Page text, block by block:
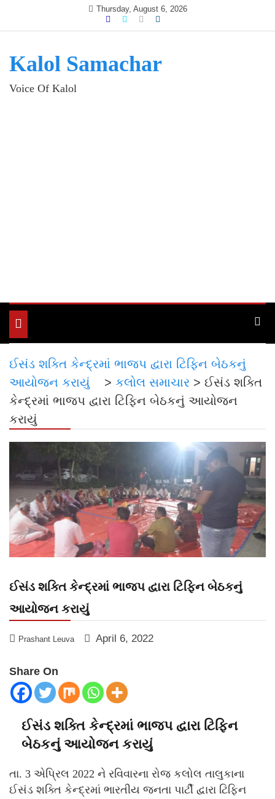
Thursday, August 6, 2026
Kalol Samachar
Voice Of Kalol
Toggle
navigation
ઈસંડ શક્તિ કેન્દ્રમાં ભાજપ દ્વારા ટિફિન બેઠકનું
આયોજન કરાયું
> કલોલ સમાચાર > ઈસંડ શક્તિ
કેન્દ્રમાં ભાજપ દ્વારા ટિફિન બેઠકનું આયોજન
કરાયું
ઈસંડ શક્તિ કેન્દ્રમાં ભાજપ દ્વારા ટિફિન બેઠકનું
આયોજન કરાયું
Prashant Leuva April 6, 2022
Share On
ઈસંડ શક્તિ કેન્દ્રમાં ભાજપ દ્વારા ટિફિન
બેઠકનું આયોજન કરાયું
તા. 3 એપ્રિલ 2022 ને રવિવારના રોજ કલોલ તાલુકાના
ઈસંડ શક્તિ કેન્દ્રમાં ભારતીય જનતા પાર્ટી દ્વારા ટિફિન